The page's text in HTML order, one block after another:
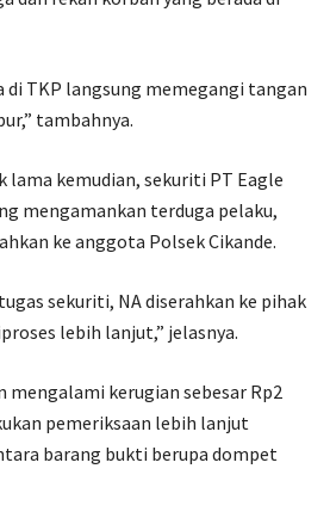
di TKP langsung memegangi tangan
tambahnya.
lama kemudian, sekuriti PT Eagle
mengamankan terduga pelaku,
ke anggota Polsek Cikande.
sekuriti, NA diserahkan ke pihak
lebih lanjut,” jelasnya.
mengalami kerugian sebesar Rp2
pemeriksaan lebih lanjut
barang bukti berupa dompet